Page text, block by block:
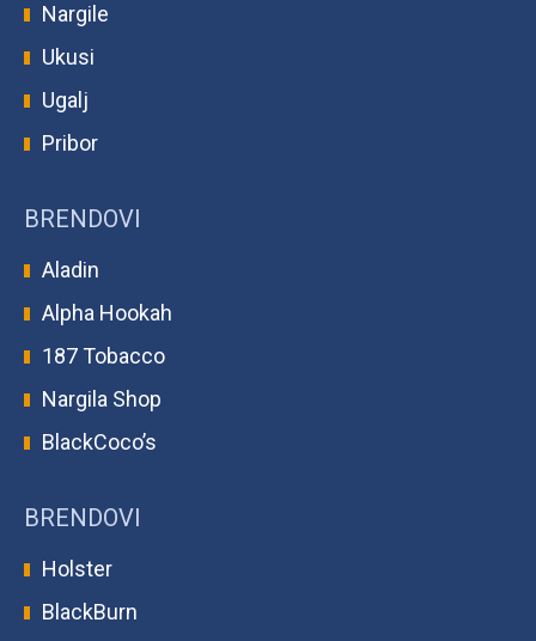
Nargile
Ukusi
Ugalj
Pribor
BRENDOVI
Aladin
Alpha Hookah
187 Tobacco
Nargila Shop
BlackCoco’s
BRENDOVI
Holster
BlackBurn